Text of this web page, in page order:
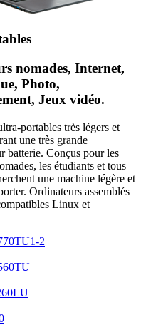
nomades, Internet,
Photo,
Jeux vidéo.
portables très légers et
une très grande
batterie. Conçus pour les
les étudiants et tous
une machine légère et
Ordinateurs assemblés
Linux et
2